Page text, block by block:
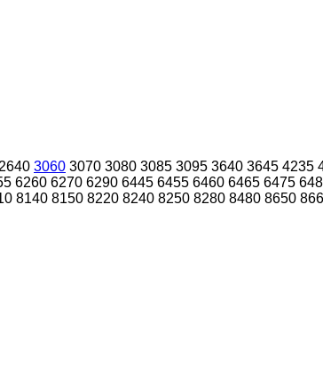
2640 3060 3070 3080 3085 3095 3640 3645 4235
6260 6270 6290 6445 6455 6460 6465 6475
8140 8150 8220 8240 8250 8280 8480 8650